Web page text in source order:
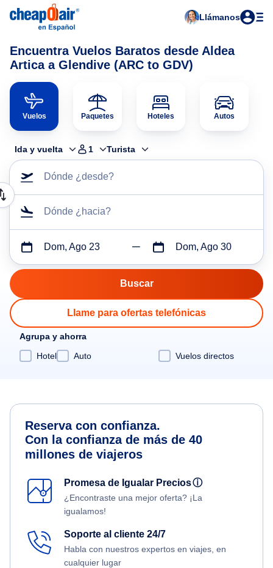
Llámanos
Encuentra Vuelos Baratos desde Aldea
Artica a Glendive (ARC to GDV)
Vuelos Paquetes Hoteles Autos
Ida y vuelta 1 Turista
Dónde ¿desde?
Dónde ¿hacia?
Dom, Ago 23 Dom, Ago 30
Llame para ofertas telefónicas
Agrupa y ahorra
Hotel
Auto Vuelos directos
Reserva con confianza.
Con la confianza de más de 40
millones de viajeros
Promesa de Igualar Preciosⓘ
¿Encontraste una mejor oferta? ¡La
igualamos!
Soporte al cliente 24/7
Habla con nuestros expertos en viajes, en
cualquier lugar